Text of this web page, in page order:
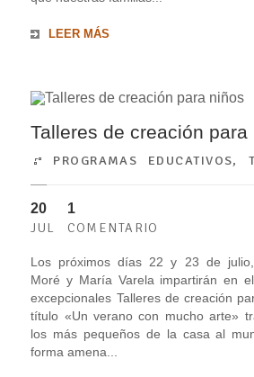
LEER MÁS
Talleres de creación para
PROGRAMAS EDUCATIVOS,
20
JUL
1
COMENTARIO
Los próximos días 22 y 23 de julio,
Moré y María Varela impartirán en
excepcionales Talleres de creación
título «Un verano con mucho arte»
los más pequeños de la casa al
forma amena...